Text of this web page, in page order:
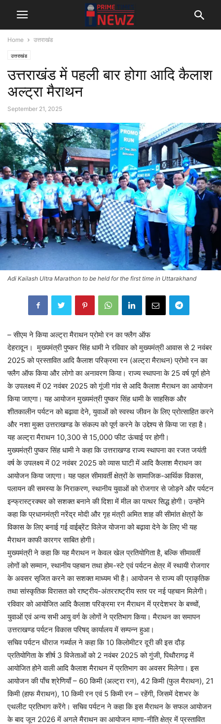
Home उत्तराखंड
उत्तराखंड
उत्तराखंड में पहली बार होगा आदि कैलाश
अल्ट्रा मैराथन
September 21, 2025
Adi Kailash Ultra Marathon to be held for the first time in Uttarakhand
– सीएम ने किया अल्ट्रा मैराथन प्रोमो रन का फ्लैग ऑफ
देहरादून। मुख्यमंत्री पुष्कर सिंह धामी ने रविवार को मुख्यमंत्री आवास से 2 नवंबर
2025 को प्रस्तावित आदि कैलाश परिक्रमा रन (अल्ट्रा मैराथन) प्रोमो रन का
फ्लैग ऑफ किया और लोगो का अनावरण किया। राज्य स्थापना के 25 वर्ष पूर्ण होने
के उपलक्ष्य में 02 नवंबर 2025 को गूंजी गांव से आदि कैलाश मैराथन का आयोजन
किया जाएगा। यह आयोजन मुख्यमंत्री पुष्कर सिंह धामी के साहसिक और
शीतकालीन पर्यटन को बढ़ावा देने, युवाओं को स्वस्थ जीवन के लिए प्रोत्साहित करने
और नशा मुक्त उत्तराखण्ड के संकल्प को पूर्ण करने के उद्देश्य से किया जा रहा है।
यह अल्ट्रा मैराथन 10,300 से 15,000 फीट ऊंचाई पर होगी।
मुख्यमंत्री पुष्कर सिंह धामी ने कहा कि उत्तराखण्ड राज्य स्थापना का रजत जयंती
वर्ष के उपलक्ष्य में 02 नवंबर 2025 को व्यास घाटी में आदि कैलाश मैराथन का
आयोजन किया जाएगा। यह पहल सीमावर्ती क्षेत्रों के सामाजिक-आर्थिक विकास,
पलायन की समस्या के निराकरण, स्थानीय युवाओं को रोजगार से जोड़ने और पर्यटन
इन्फ्रास्ट्रक्चर को सशक्त बनाने की दिशा में मील का पत्थर सिद्ध होगी। उन्होंने
कहा कि प्रधानमंत्री नरेंद्र मोदी और गृह मंत्री अमित शाह की सीमांत क्षेत्रों के
विकास के लिए बनाई गई वाईब्रेंट विलेज योजना को बढ़ावा देने के लिए भी यह
मैराथन काफी कारगर साबित होगी।
मुख्यमंत्री ने कहा कि यह मैराथन न केवल खेल प्रतियोगिता है, बल्कि सीमावर्ती
लोगों को सम्मान, स्थानीय पहचान तथा होम-स्टे एवं पर्यटन क्षेत्र में स्थायी रोजगार
के अवसर सृजित करने का सशक्त माध्यम भी है। आयोजन से राज्य की प्राकृतिक
तथा सांस्कृतिक विरासत को राष्ट्रीय-अंतरराष्ट्रीय स्तर पर नई पहचान मिलेगी।
रविवार को आयोजित आदि कैलाश परिक्रमा रन मैराथन में प्रदेशभर के बच्चों,
युवाओं एवं अन्य सभी आयु वर्ग के लोगों ने प्रतिभाग किया। मैराथन का समापन
उत्तराखण्ड पर्यटन विकास परिषद् कार्यालय में सम्पन्न हुआ।
सचिव पर्यटन धीराज गर्ब्याल ने कहा कि 10 किलोमीटर दूरी की इस दौड़
प्रतियोगिता के शीर्ष 3 विजेताओं को 2 नवंबर 2025 को गुंजी, पिथौरागढ़ में
आयोजित होने वाली आदि कैलाश मैराथन में प्रतिभाग का अवसर मिलेगा। इस
आयोजन की पाँच श्रेणियाँ – 60 किमी (अल्ट्रा रन), 42 किमी (फुल मैराथन), 21
किमी (हाफ मैराथन), 10 किमी रन एवं 5 किमी रन – रहेंगी, जिसमें देशभर के
एथलीट प्रतिभाग करेंगे। सचिव पर्यटन ने कहा कि इस मैराथन के सफल आयोजन
के बाद जून 2026 में अगले मैराथन का आयोजन माणा-नीति क्षेत्र में प्रस्तावित